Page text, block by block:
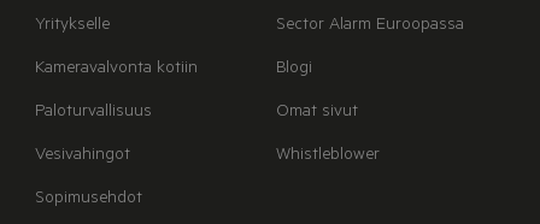
Yritykselle
Kameravalvonta kotiin
Paloturvallisuus
Vesivahingot
Sopimusehdot
Sector Alarm Euroopassa
Blogi
Omat sivut
Whistleblower